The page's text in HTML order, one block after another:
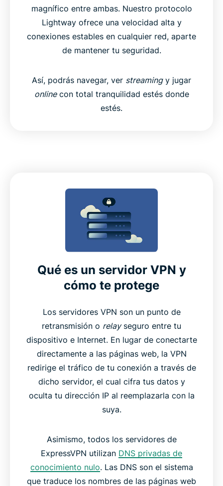
magnífico entre ambas. Nuestro protocolo
Lightway ofrece una velocidad alta y
conexiones estables en cualquier red, aparte
de mantener tu seguridad.
Así, podrás navegar, ver streamingy jugar
onlinecon total tranquilidad estés donde
estés.
Qué es un servidor VPN y
cómo te protege
Los servidores VPN son un punto de
retransmisión o relayseguro entre tu
dispositivo e Internet. En lugar de conectarte
directamente a las páginas web, la VPN
redirige el tráfico de tu conexión a través de
dicho servidor, el cual cifra tus datos y
oculta tu dirección IP al reemplazarla con la
suya.
Asimismo, todos los servidores de
ExpressVPN utilizan DNS privadas de
conocimiento nulo. Las DNS son el sistema
que traduce los nombres de las páginas web